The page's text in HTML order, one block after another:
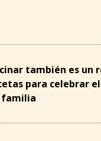
también es un
para celebrar
familia